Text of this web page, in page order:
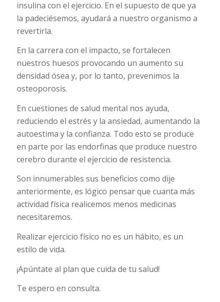
insulina con el ejercicio. En el supuesto de que ya
la padeciésemos, ayudará a nuestro organismo a
revertirla.
En la carrera con el impacto, se fortalecen
nuestros huesos provocando un aumento su
densidad ósea y, por lo tanto, prevenimos la
osteoporosis.
En cuestiones de salud mental nos ayuda,
reduciendo el estrés y la ansiedad, aumentando la
autoestima y la confianza. Todo esto se produce
en parte por las endorfinas que produce nuestro
cerebro durante el ejercicio de resistencia.
Son innumerables sus beneficios como dije
anteriormente, es lógico pensar que cuanta más
actividad física realicemos menos medicinas
necesitaremos.
Realizar ejercicio físico no es un hábito, es un
estilo de vida.
¡Apúntate al plan que cuida de tu salud!
Te espero en consulta.